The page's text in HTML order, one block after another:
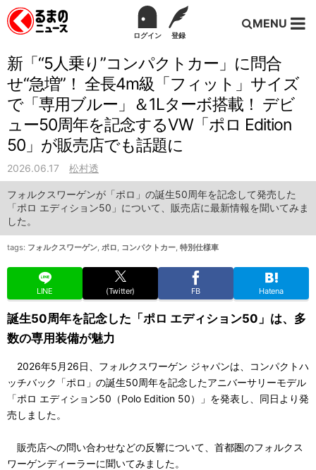
ログイン 登録
MENU
新「“5人乗り”コンパクトカー」に問合
せ“急増”！ 全長4m級「フィット」サイズ
で「専用ブルー」＆1Lターボ搭載！ デビ
ュー50周年を記念するVW「ポロ Edition
50」が販売店でも話題に
2026.06.17 松村透
フォルクスワーゲンが「ポロ」の誕生50周年を記念して発売した
「ポロ エディション50」について、販売店に最新情報を聞いてみま
した。
tags: フォルクスワーゲン, ポロ, コンパクトカー, 特別仕様車
LINE (Twitter) FB Hatena
誕生50周年を記念した「ポロ エディション50」は、多
数の専用装備が魅力
2026年5月26日、フォルクスワーゲン ジャパンは、コンパクトハ
ッチバック「ポロ」の誕生50周年を記念したアニバーサリーモデル
「ポロ エディション50（Polo Edition 50）」を発表し、同日より発
売しました。
販売店への問い合わせなどの反響について、首都圏のフォルクス
ワーゲンディーラーに聞いてみました。